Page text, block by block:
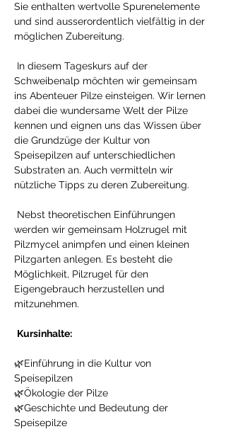
Sie enthalten wertvolle Spurenelemente
und sind ausserordentlich vielfältig in der
möglichen Zubereitung.
Schweibenalp möchten wir gemeinsam
ins Abenteuer Pilze einsteigen. Wir lernen
dabei die wundersame Welt der Pilze
kennen und eignen uns das Wissen über
die Grundzüge der Kultur von
Speisepilzen auf unterschiedlichen
Substraten an. Auch vermitteln wir
nützliche Tipps zu deren Zubereitung.
werden wir gemeinsam Holzrugel mit
Pilzmycel animpfen und einen kleinen
Pilzgarten anlegen. Es besteht die
Möglichkeit, Pilzrugel für den
Eigengebrauch herzustellen und
mitzunehmen.
Kursinhalte:
🌿Einführung in die Kultur von
Speisepilzen
🌿Ökologie der Pilze
🌿Geschichte und Bedeutung der
Speisepilze